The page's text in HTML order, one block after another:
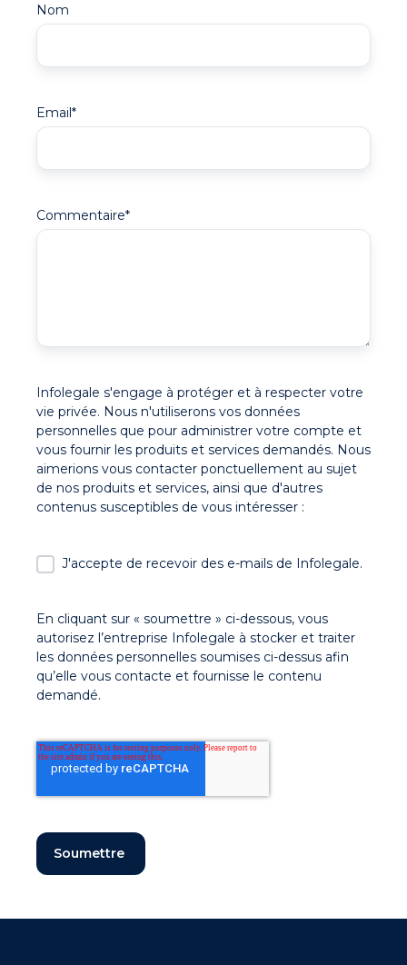
Nom
Email*
Commentaire*
Infolegale s'engage à protéger et à respecter votre
vie privée. Nous n'utiliserons vos données
personnelles que pour administrer votre compte et
vous fournir les produits et services demandés. Nous
aimerions vous contacter ponctuellement au sujet
de nos produits et services, ainsi que d'autres
contenus susceptibles de vous intéresser :
J'accepte de recevoir des e-mails de Infolegale.
En cliquant sur « soumettre » ci-dessous, vous
autorisez l’entreprise Infolegale à stocker et traiter
les données personnelles soumises ci-dessus afin
qu’elle vous contacte et fournisse le contenu
demandé.